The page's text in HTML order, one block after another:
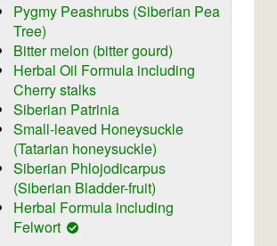
Pygmy Peashrubs (Siberian Pea
Tree)
Bitter melon (bitter gourd)
Herbal Oil Formula including
Cherry stalks
Siberian Patrinia
Small-leaved Honeysuckle
(Tatarian honeysuckle)
Siberian Phlojodicarpus
(Siberian Bladder-fruit)
Herbal Formula including
Felwort